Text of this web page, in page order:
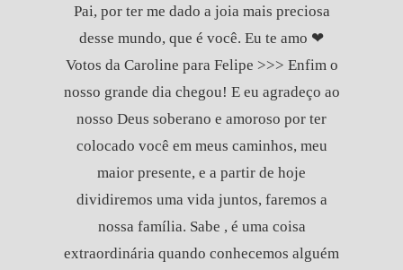
Pai, por ter me dado a joia mais preciosa
desse mundo, que é você. Eu te amo ❤
Votos da Caroline para Felipe >>> Enfim o
nosso grande dia chegou! E eu agradeço ao
nosso Deus soberano e amoroso por ter
colocado você em meus caminhos, meu
maior presente, e a partir de hoje
dividiremos uma vida juntos, faremos a
nossa família. Sabe , é uma coisa
extraordinária quando conhecemos alguém